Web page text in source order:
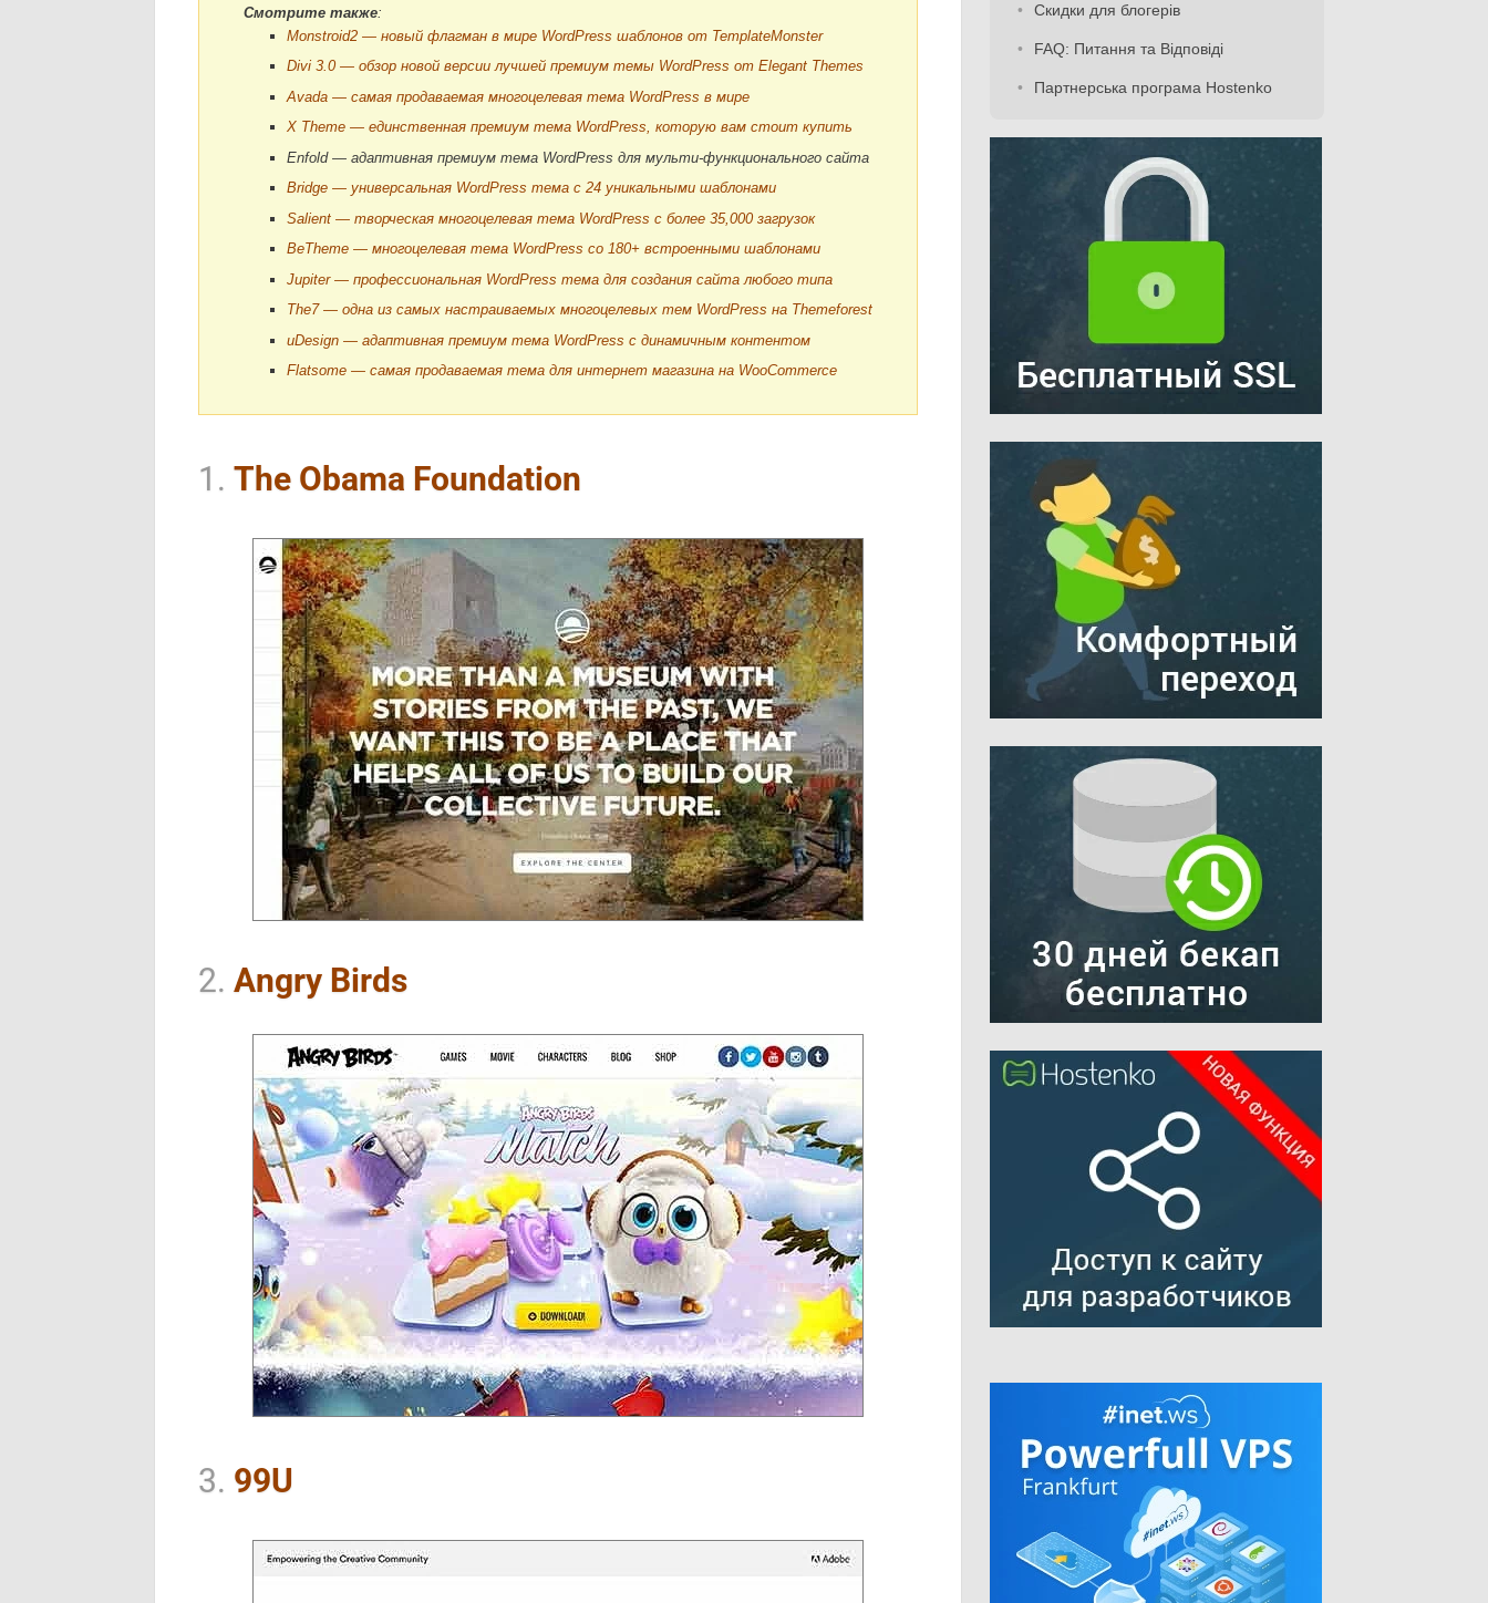
Смотрите также:
Monstroid2 — новый флагман в мире WordPress шаблонов от TemplateMonster
Divi 3.0 — обзор новой версии лучшей премиум темы WordPress от Elegant Themes
Avada — самая продаваемая многоцелевая тема WordPress в мире
X Theme — единственная премиум тема WordPress, которую вам стоит купить
Enfold — адаптивная премиум тема WordPress для мульти-функционального сайта
Bridge — универсальная WordPress тема с 24 уникальными шаблонами
Salient — творческая многоцелевая тема WordPress с более 35,000 загрузок
BeTheme — многоцелевая тема WordPress со 180+ встроенными шаблонами
Jupiter — профессиональная WordPress тема для создания сайта любого типа
The7 — одна из самых настраиваемых многоцелевых тем WordPress на Themeforest
uDesign — адаптивная премиум тема WordPress с динамичным контентом
Flatsome — самая продаваемая тема для интернет магазина на WooCommerce
1. The Obama Foundation
2. Angry Birds
3. 99U
Скидки для блогерів
FAQ: Питання та Відповіді
Партнерська програма Hostenko